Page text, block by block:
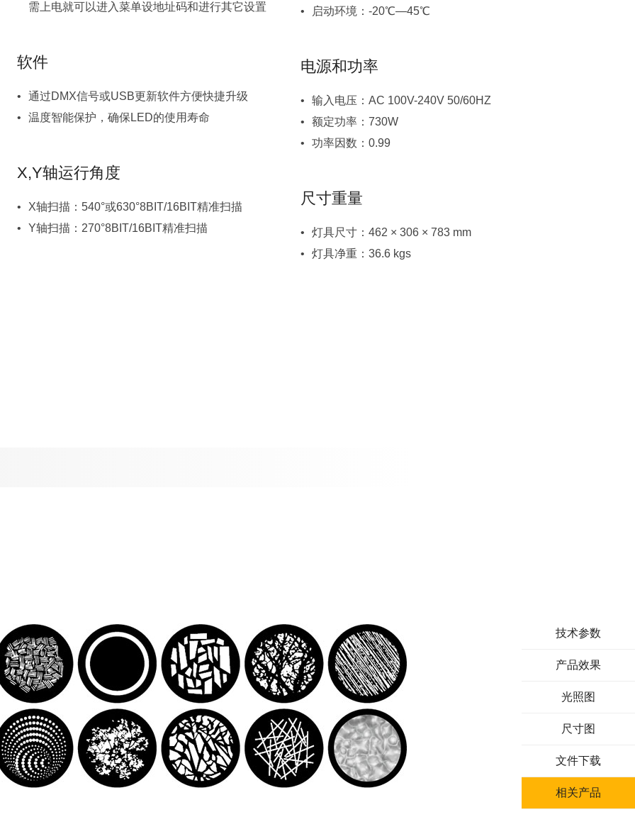
需上电就可以进入菜单设地址码和进行其它设置
软件
通过DMX信号或USB更新软件方便快捷升级
温度智能保护，确保LED的使用寿命
X,Y轴运行角度
X轴扫描：540°或630°8BIT/16BIT精准扫描
Y轴扫描：270°8BIT/16BIT精准扫描
启动环境：-20℃—45℃
电源和功率
输入电压：AC 100V-240V 50/60HZ
额定功率：730W
功率因数：0.99
尺寸重量
灯具尺寸：462 × 306 × 783 mm
灯具净重：36.6 kgs
技术参数
产品效果
光照图
尺寸图
文件下载
相关产品